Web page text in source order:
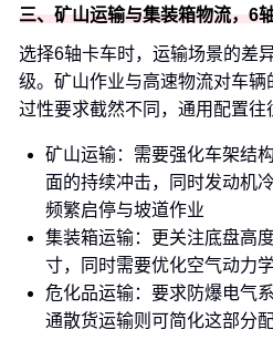
三、矿山运输与集装箱物流，6
选择6轴卡车时，运输场景的差
级。矿山作业与高速物流对车
过性要求截然不同，通用配置往
矿山运输：需要强化车架结
面的持续冲击，同时发动机
频繁启停与坡道作业
集装箱运输：更关注底盘高
寸，同时需要优化空气动力
危化品运输：要求防爆电气
通散货运输则可简化这部分